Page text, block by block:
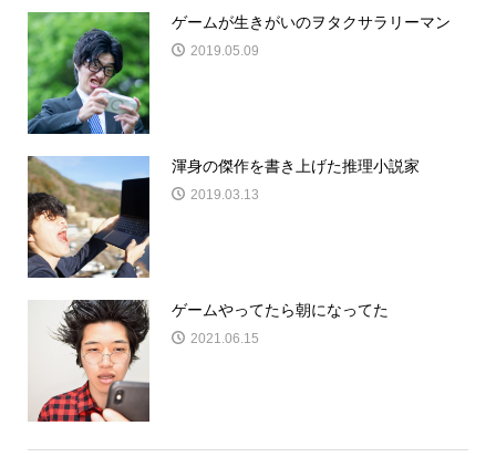
ゲームが生きがいのヲタクサラリーマン
2019.05.09
渾身の傑作を書き上げた推理小説家
2019.03.13
ゲームやってたら朝になってた
2021.06.15